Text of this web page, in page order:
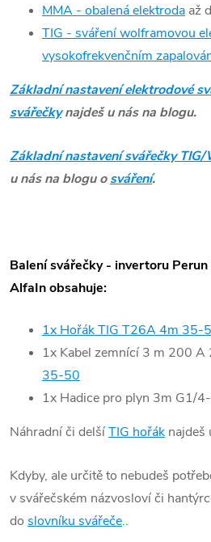
MMA - obalená elektroda až
TIG - sváření wolframovou
vysokofrekvenčním
Základní nastavení elektrodové
svářečkynajdeš u nás na blogu.
Základní nastavení svářečky TIG/
u nás na blogu osváření.
Balení svářečky - invertoru
AlfaIn obsahuje:
1x Hořák TIG T26A 4m 35-
1x Kabel zemnící 3 m 200 A
35-50
1x Hadice pro plyn 3m G1/
Náhradní či delšíTIG hořák najdeš
Kdyby, ale určitě to nebudeš
v svářečském názvosloví či
do slovníku svářeče..